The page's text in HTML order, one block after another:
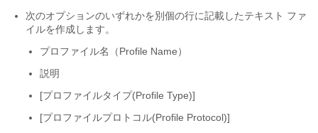
次のオプションのいずれかを別個の行に記載したテキスト ファ
イルを作成します。
プロファイル名（Profile Name）
説明
[プロファイルタイプ(Profile Type)]
[プロファイルプロトコル(Profile Protocol)]